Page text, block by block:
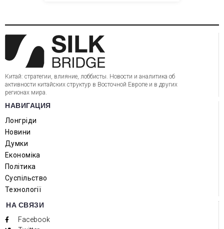
Китай: стратегии, влияние, лоббисты. Новости и аналитика об
активности китайских структур в Восточной Европе и в других
регионах мира.
НАВИГАЦИЯ
Лонгріди
Новини
Думки
Економіка
Політика
Суспільство
Технології
НА СВЯЗИ
Facebook